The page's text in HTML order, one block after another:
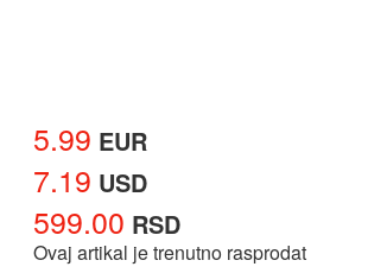
5.99 EUR
7.19 USD
599.00 RSD
Ovaj artikal je trenutno rasprodat